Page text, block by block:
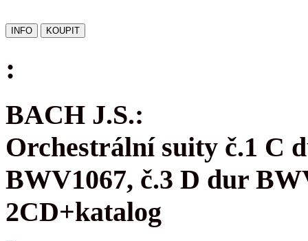
:
BACH J.S.:
Orchestrální suity č.1 C
BWV1067, č.3 D dur
2CD+katalog